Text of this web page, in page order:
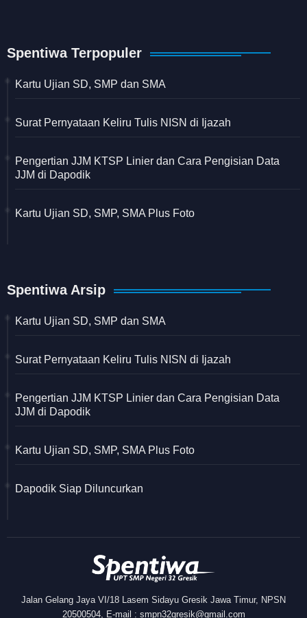
Spentiwa Terpopuler
Kartu Ujian SD, SMP dan SMA
Surat Pernyataan Keliru Tulis NISN di Ijazah
Pengertian JJM KTSP Linier dan Cara Pengisian Data
JJM di Dapodik
Kartu Ujian SD, SMP, SMA Plus Foto
Spentiwa Arsip
Kartu Ujian SD, SMP dan SMA
Surat Pernyataan Keliru Tulis NISN di Ijazah
Pengertian JJM KTSP Linier dan Cara Pengisian Data
JJM di Dapodik
Kartu Ujian SD, SMP, SMA Plus Foto
Dapodik Siap Diluncurkan
Jalan Gelang Jaya VI/18 Lasem Sidayu Gresik Jawa Timur, NPSN
20500504, E-mail : smpn32gresik@gmail.com